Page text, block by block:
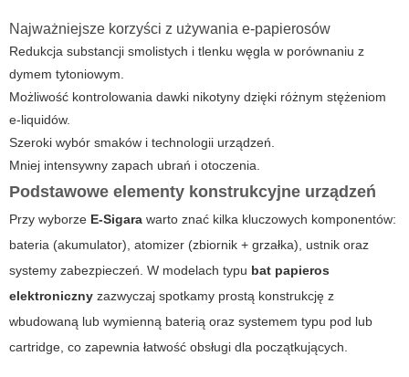
Najważniejsze korzyści z używania e-papierosów
Redukcja substancji smolistych i tlenku węgla w porównaniu z
dymem tytoniowym.
Możliwość kontrolowania dawki nikotyny dzięki różnym stężeniom
e-liquidów.
Szeroki wybór smaków i technologii urządzeń.
Mniej intensywny zapach ubrań i otoczenia.
Podstawowe elementy konstrukcyjne urządzeń
Przy wyborze E-Sigara warto znać kilka kluczowych komponentów:
bateria (akumulator), atomizer (zbiornik + grzałka), ustnik oraz
systemy zabezpieczeń. W modelach typu bat papieros
elektroniczny zazwyczaj spotkamy prostą konstrukcję z
wbudowaną lub wymienną baterią oraz systemem typu pod lub
cartridge, co zapewnia łatwość obsługi dla początkujących.